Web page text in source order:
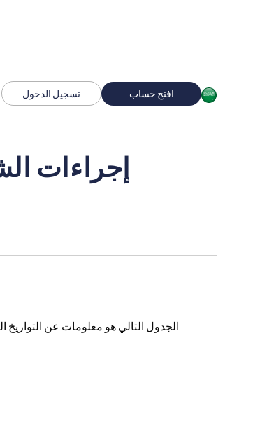
تسجيل الدخول افتح حساب
إجراءات
الجدول التالي هو معلومات عن التواريخ